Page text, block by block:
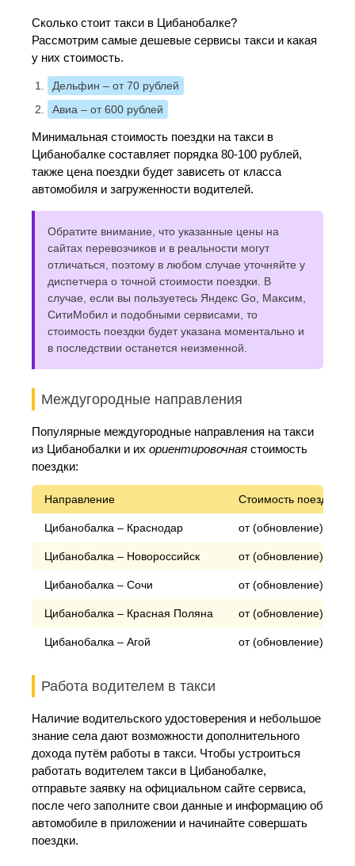
Сколько стоит такси в Цибанобалке?
Рассмотрим самые дешевые сервисы такси и какая
у них стоимость.
Дельфин – от 70 рублей
Авиа – от 600 рублей
Минимальная стоимость поездки на такси в
Цибанобалке составляет порядка 80-100 рублей,
также цена поездки будет зависеть от класса
автомобиля и загруженности водителей.
Обратите внимание, что указанные цены на
сайтах перевозчиков и в реальности могут
отличаться, поэтому в любом случае уточняйте у
диспетчера о точной стоимости поездки. В
случае, если вы пользуетесь Яндекс Go, Максим,
СитиМобил и подобными сервисами, то
стоимость поездки будет указана моментально и
в последствии останется неизменной.
Междугородные направления
Популярные междугородные направления на такси
из Цибанобалки и их ориентировочная стоимость
поездки:
Направление Стоимость поездки*
Цибанобалка – Краснодар от (обновление)
Цибанобалка – Новороссийск от (обновление)
Цибанобалка – Сочи от (обновление)
Цибанобалка – Красная Поляна от (обновление)
Цибанобалка – Агой от (обновление)
Работа водителем в такси
Наличие водительского удостоверения и небольшое
знание села дают возможности дополнительного
дохода путём работы в такси. Чтобы устроиться
работать водителем такси в Цибанобалке,
отправьте заявку на официальном сайте сервиса,
после чего заполните свои данные и информацию об
автомобиле в приложении и начинайте совершать
поездки.